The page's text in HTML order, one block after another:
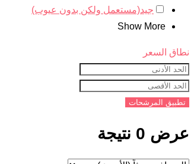
جيد(مستعمل ولكن بدون عيوب)
Show More
نطاق السعر
تطبيق المرشحات
عرض 0 نتيجة